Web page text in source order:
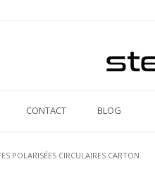
CONTACT BLOG
POLARISÉES CIRCULAIRES CARTON